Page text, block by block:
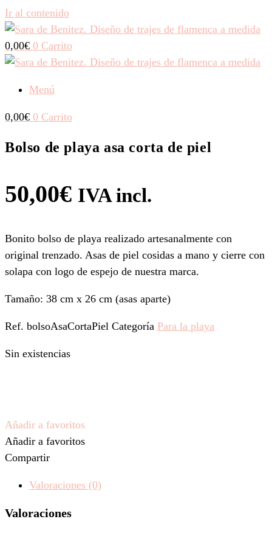
Ir al contenido
0,00€ 0 Carrito
Menú
0,00€ 0 Carrito
Bolso de playa asa corta de piel
50,00€ IVA incl.
Bonito bolso de playa realizado artesanalmente con
original trenzado. Asas de piel cosidas a mano y cierre con
solapa con logo de espejo de nuestra marca.
Tamaño: 38 cm x 26 cm (asas aparte)
Ref. bolsoAsaCortaPiel Categoría Para la playa
Sin existencias
Añadir a favoritos
Añadir a favoritos
Compartir
Valoraciones (0)
Valoraciones